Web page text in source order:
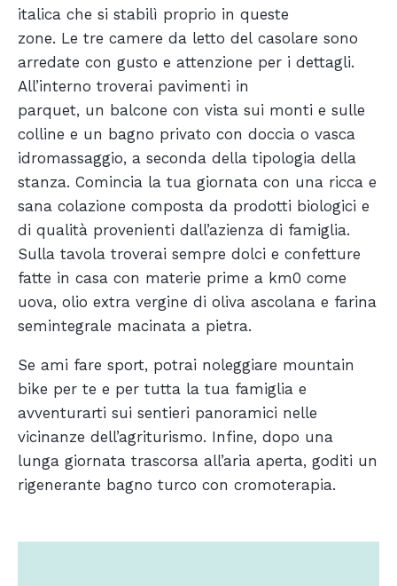
italica che si stabilì proprio in queste
zone. Le tre camere da letto del casolare sono
arredate con gusto e attenzione per i dettagli.
All’interno troverai pavimenti in
parquet, un balcone con vista sui monti e sulle
colline e un bagno privato con doccia o vasca
idromassaggio, a seconda della tipologia della
stanza. Comincia la tua giornata con una ricca e
sana colazione composta da prodotti biologici e
di qualità provenienti dall’azienza di famiglia.
Sulla tavola troverai sempre dolci e confetture
fatte in casa con materie prime a km0 come
uova, olio extra vergine di oliva ascolana e farina
semintegrale macinata a pietra.
Se ami fare sport, potrai noleggiare mountain
bike per te e per tutta la tua famiglia e
avventurarti sui sentieri panoramici nelle
vicinanze dell’agriturismo. Infine, dopo una
lunga giornata trascorsa all’aria aperta, goditi un
rigenerante bagno turco con cromoterapia.